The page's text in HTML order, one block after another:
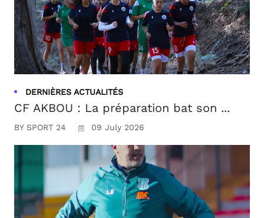
DERNIÈRES ACTUALITÉS
CF AKBOU : La préparation bat son ...
BY SPORT 24 09 July 2026